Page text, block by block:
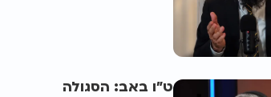
ט"ו באב: הסגולה